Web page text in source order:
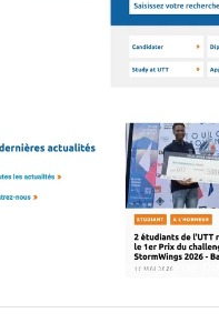
UTT Université de Technologie de